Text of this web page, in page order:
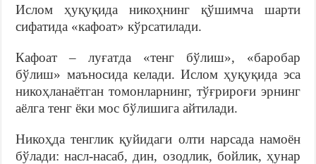
Ислом ҳуқуқида никоҳнинг қўшимча шарти
сифатида «кафоат» кўрсатилади.
Кафоат – луғатда «тенг бўлиш», «баробар
бўлиш» маъносида келади. Ислом ҳуқуқида эса
никоҳланаётган томонларнинг, тўғрироғи эрнинг
аёлга тенг ёки мос бўлишига айтилади.
Никоҳда тенглик қуйидаги олти нарсада намоён
бўлади: насл­-насаб, дин, озодлик, бойлик, ҳунар